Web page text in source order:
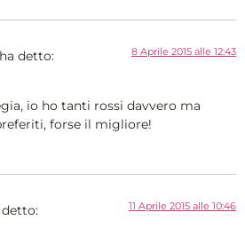
ha detto: 8 Aprile 2015 alle 12:43
io ho tanti rossi davvero ma
forse il migliore!
detto: 11 Aprile 2015 alle 10:46